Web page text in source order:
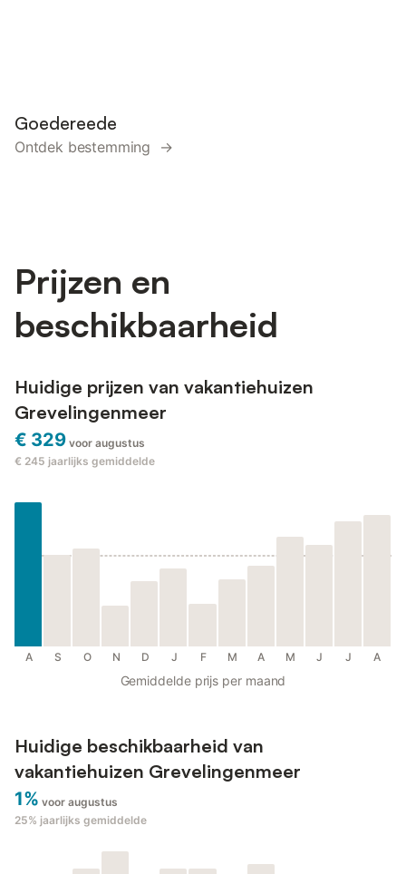
Goedereede
Ontdek bestemming →
Prijzen en
beschikbaarheid
Huidige prijzen van vakantiehuizen
Grevelingenmeer
€ 329 voor augustus
€ 245 jaarlijks gemiddelde
A S O N D J F M A M J J A
Gemiddelde prijs per maand
Huidige beschikbaarheid van
vakantiehuizen Grevelingenmeer
1% voor augustus
25% jaarlijks gemiddelde